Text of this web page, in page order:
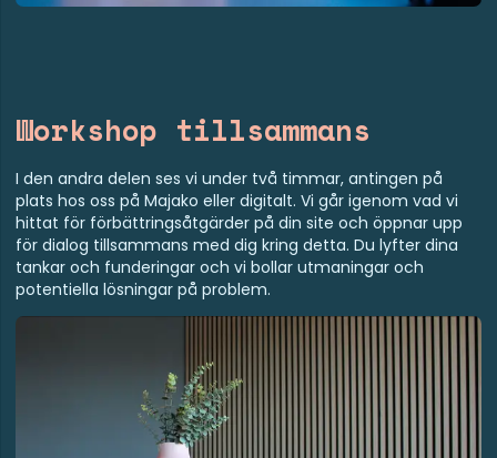
Workshop tillsammans
I den andra delen ses vi under två timmar, antingen på
plats hos oss på Majako eller digitalt. Vi går igenom vad vi
hittat för förbättringsåtgärder på din site och öppnar upp
för dialog tillsammans med dig kring detta. Du lyfter dina
tankar och funderingar och vi bollar utmaningar och
potentiella lösningar på problem.